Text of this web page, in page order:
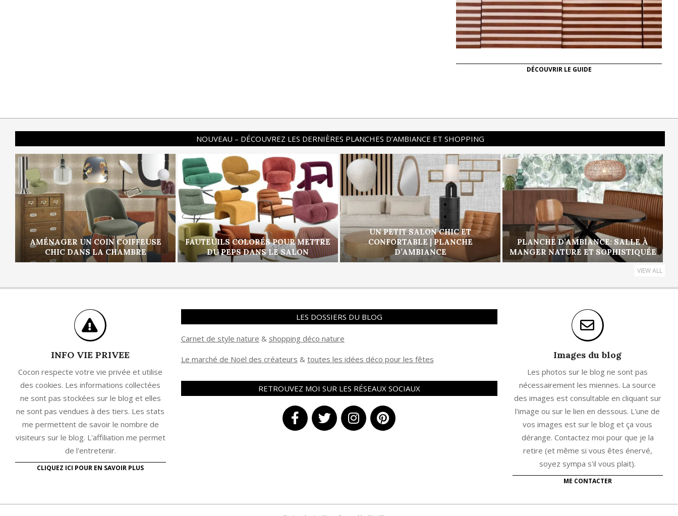
DÉCOUVRIR LE GUIDE
NOUVEAU – DÉCOUVREZ LES DERNIÈRES PLANCHES D’AMBIANCE ET SHOPPING
AMÉNAGER UN COIN COIFFEUSE
CHIC DANS LA CHAMBRE
FAUTEUILS COLORÉS POUR METTRE
DU PEPS DANS LE SALON
UN PETIT SALON CHIC ET
CONFORTABLE | PLANCHE
D’AMBIANCE
PLANCHE D’AMBIANCE: SALLE À
MANGER NATURE ET SOPHISTIQUÉE
VIEW ALL
INFO VIE PRIVEE
Cocon respecte votre vie privée et utilise
des cookies. Les informations collectées
ne sont pas stockées sur le blog et elles
ne sont pas vendues à des tiers. Les stats
me permettent de savoir le nombre de
visiteurs sur le blog. L'affiliation me permet
de l'entretenir.
CLIQUEZ ICI POUR EN SAVOIR PLUS
LES DOSSIERS DU BLOG
Carnet de style nature & shopping déco nature
Le marché de Noël des créateurs & toutes les idées déco pour les fêtes
RETROUVEZ MOI SUR LES RÉSEAUX SOCIAUX
Images du blog
Les photos sur le blog ne sont pas
nécessairement les miennes. La source
des images est consultable en cliquant sur
l'image ou sur le lien en dessous. L'une de
vos images est sur le blog et ça vous
dérange. Contactez moi pour que je la
retire (et même si vous êtes énervé,
soyez sympa s'il vous plait).
ME CONTACTER